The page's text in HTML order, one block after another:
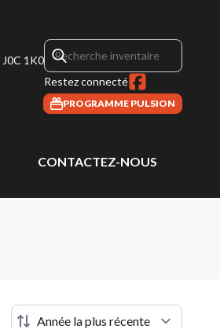
J0C 1K0
Restez connecté
PROGRAMME PULSION
CONTACTEZ-NOUS